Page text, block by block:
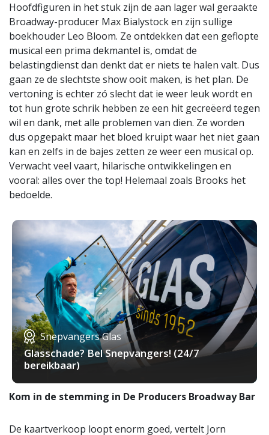
Hoofdfiguren in het stuk zijn de aan lager wal geraakte
Broadway-producer Max Bialystock en zijn sullige
boekhouder Leo Bloom. Ze ontdekken dat een geflopte
musical een prima dekmantel is, omdat de
belastingdienst dan denkt dat er niets te halen valt. Dus
gaan ze de slechtste show ooit maken, is het plan. De
vertoning is echter zó slecht dat ie weer leuk wordt en
tot hun grote schrik hebben ze een hit gecreëerd tegen
wil en dank, met alle problemen van dien. Ze worden
dus opgepakt maar het bloed kruipt waar het niet gaan
kan en zelfs in de bajes zetten ze weer een musical op.
Verwacht veel vaart, hilarische ontwikkelingen en
vooral: alles over the top! Helemaal zoals Brooks het
bedoelde.
Snepvangers Glas
Glasschade? Bel Snepvangers! (24/7
bereikbaar)
Kom in de stemming in De Producers Broadway Bar
De kaartverkoop loopt enorm goed, vertelt Jorn